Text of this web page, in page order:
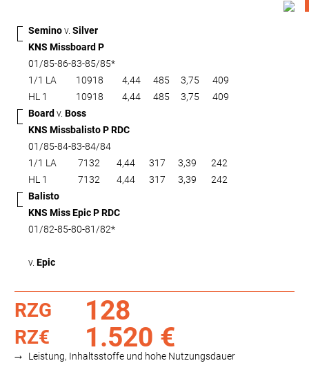
Seminov. Silver
KNS Missboard P
01/85-86-83-85/85*
1/1 LA
10918 4,44 485 3,75
409
HL 1
10918 4,44 485 3,75
409
Board v. Boss
KNS Missbalisto P RDC
01/85-84-83-84/84
1/1 LA
7132 4,44 317 3,39
242
HL 1
7132 4,44 317 3,39
242
Balisto
KNS Miss Epic P RDC
01/82-85-80-81/82*
v. Epic
RZG 128
RZ€ 1.520 €
Leistung, Inhaltsstoffe und hohe Nutzungsdauer